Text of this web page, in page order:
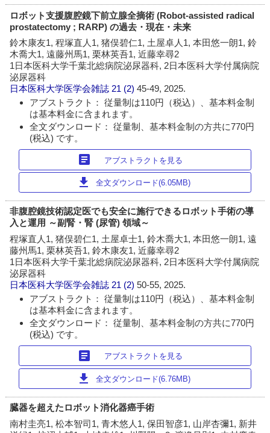
ロボット支援腹腔鏡下前立腺全摘術 (Robot-assisted radical
prostatectomy ; RARP) の過去・現在・未来
鈴木康友1, 程塚直人1, 猪俣碧仁1, 土屋卓人1, 本田悠一朗1, 鈴
木喬大1, 遠藤州馬1, 栗林英吾1, 近藤幸尋2
1日本医科大学千葉北総病院泌尿器科, 2日本医科大学付属病院
泌尿器科
日本医科大学医学会雑誌 21 (2)45-49, 2025.
アブストラクト： 従量制は110円（税込）、基本料金制
は基本料金に含まれます。
全文ダウンロード： 従量制、基本料金制の方共に770円
(税込) です。
article アブストラクトを見る
download 全文ダウンロード(6.05MB)
非腹腔鏡技術認定医でも安全に施行できるロボット手術の導
入と運用 ～副腎・腎 (尿管) 領域～
程塚直人1, 猪俣碧仁1, 土屋卓士1, 鈴木喬大1, 本田悠一朗1, 遠
藤州馬1, 栗林英吾1, 鈴木康友1, 近藤幸尋2
1日本医科大学千葉北総病院泌尿器科, 2日本医科大学付属病院
泌尿器科
日本医科大学医学会雑誌 21 (2)50-55, 2025.
アブストラクト： 従量制は110円（税込）、基本料金制
は基本料金に含まれます。
全文ダウンロード： 従量制、基本料金制の方共に770円
(税込) です。
article アブストラクトを見る
download 全文ダウンロード(6.76MB)
臓器を超えたロボット消化器癌手術
南村圭亮1, 松本智司1, 青木悠人1, 保田智彦1, 山岸杏彌1, 新井